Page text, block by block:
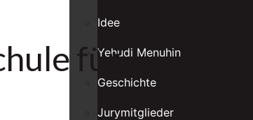
Idee
Yehudi Menuhin
Geschichte
Jurymitglieder
für